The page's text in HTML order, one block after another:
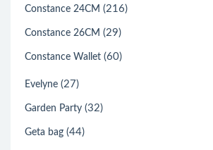
Constance 24CM (216)
Constance 26CM (29)
Constance Wallet (60)
Evelyne (27)
Garden Party (32)
Geta bag (44)